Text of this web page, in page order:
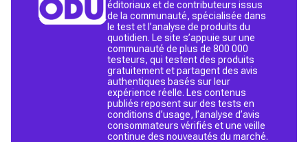
éditoriaux et de contributeurs issus
de la communauté, spécialisée dans
le test et l’analyse de produits du
quotidien. Le site s’appuie sur une
communauté de plus de 800 000
testeurs, qui testent des produits
gratuitement et partagent des avis
authentiques basés sur leur
expérience réelle. Les contenus
publiés reposent sur des tests en
conditions d’usage, l’analyse d’avis
consommateurs vérifiés et une veille
continue des nouveautés du marché.